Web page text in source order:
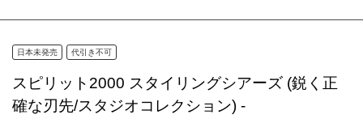
日本未発売 代引き不可
スピリット2000 スタイリングシアーズ (鋭く正
確な刃先/スタジオコレクション) -